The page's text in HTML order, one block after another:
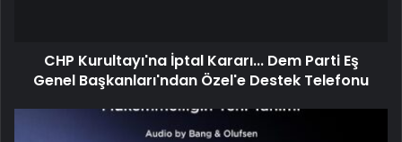
CHP Kurultayı'na İptal Kararı... Dem Parti Eş
Genel Başkanları'ndan Özel'e Destek Telefonu